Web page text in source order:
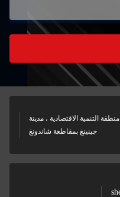
الاقتصادية ، مدينة
جينينغ بمقاطعة شاندونغ